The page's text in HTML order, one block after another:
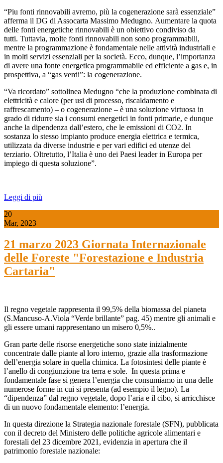
“Piu fonti rinnovabili avremo, più la cogenerazione sarà essenziale”
afferma il DG di Assocarta Massimo Medugno. Aumentare la quota
delle fonti energetiche rinnovabili è un obiettivo condiviso da
tutti. Tuttavia, molte fonti rinnovabili non sono programmabili,
mentre la programmazione è fondamentale nelle attività industriali e
in molti servizi essenziali per la società. Ecco, dunque, l’importanza
di avere una fonte energetica programmabile ed efficiente a gas e, in
prospettiva, a “gas verdi”: la cogenerazione.
“Va ricordato” sottolinea Medugno “che la produzione combinata di
elettricità e calore (per usi di processo, riscaldamento e
raffrescamento) – o cogenerazione – è una soluzione virtuosa in
grado di ridurre sia i consumi energetici in fonti primarie, e dunque
anche la dipendenza dall’estero, che le emissioni di CO2. In
sostanza lo stesso impianto produce energia elettrica e termica,
utilizzata da diverse industrie e per vari edifici ed utenze del
terziario. Oltretutto, l’Italia è uno dei Paesi leader in Europa per
impiego di questa soluzione”.
Leggi di più
20
Mar, 2023
21 marzo 2023 Giornata Internazionale
delle Foreste "Forestazione e Industria
Cartaria"
Il regno vegetale rappresenta il 99,5% della biomassa del pianeta
(S.Mancuso-A.Viola “Verde brillante” pag. 45) mentre gli animali e
gli essere umani rappresentano un misero 0,5%..
Gran parte delle risorse energetiche sono state inizialmente
concentrate dalle piante al loro interno, grazie alla trasformazione
dell’energia solare in quella chimica. La fotosintesi delle piante è
l’anello di congiunzione tra terra e sole. In questa prima e
fondamentale fase si genera l’energia che consumiamo in una delle
numerose forme in cui si presenta (ad esempio il legno). La
“dipendenza” dal regno vegetale, dopo l’aria e il cibo, si arricchisce
di un nuovo fondamentale elemento: l’energia.
In questa direzione la Strategia nazionale forestale (SFN), pubblicata
con il decreto del Ministero delle politiche agricole alimentari e
forestali del 23 dicembre 2021, evidenzia in apertura che il
patrimonio forestale nazionale: